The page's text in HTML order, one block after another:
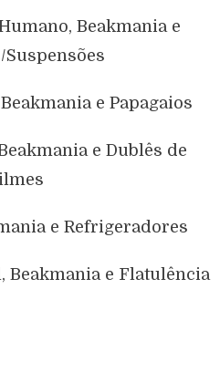
Beakmania e
Suspensões
e Papagaios
e Dublês de
e Refrigeradores
Beakmania e Flatulência